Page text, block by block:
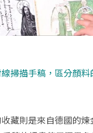
掃描手稿，區分顏
藏則是來自德國的